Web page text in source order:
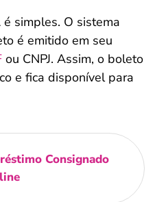
simples. O sistema
é emitido em seu
ou CNPJ. Assim, o boleto
e fica disponível para
Consignado